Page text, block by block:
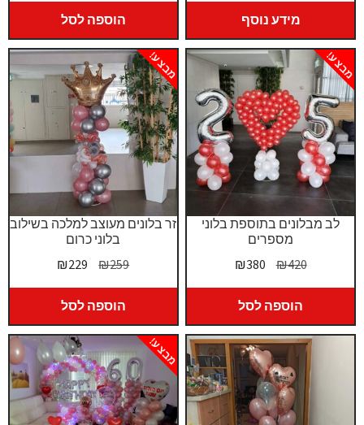
הוספה לסל מידע נוסף
זר בלונים מעוצב למלכה בשילוב
בלוני כרום
מבצע!
₪259
המחיר
היה:
₪259.
₪229
המחיר
₪229.
הוספה לסל
לב מבלונים בתוספת בלוני
מספרים
מבצע!
₪420
המחיר
היה:
₪420.
₪380
₪380.
הוספה לסל
מבצע!